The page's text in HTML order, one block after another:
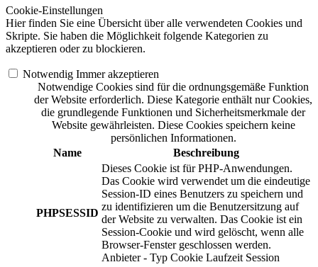
Cookie-Einstellungen
Hier finden Sie eine Übersicht über alle verwendeten Cookies und
Skripte. Sie haben die Möglichkeit folgende Kategorien zu
akzeptieren oder zu blockieren.
Notwendig Immer akzeptieren
Notwendige Cookies sind für die ordnungsgemäße Funktion
der Website erforderlich. Diese Kategorie enthält nur Cookies,
die grundlegende Funktionen und Sicherheitsmerkmale der
Website gewährleisten. Diese Cookies speichern keine
persönlichen Informationen.
Name
Beschreibung
PHPSESSID
Dieses Cookie ist für PHP-Anwendungen.
Das Cookie wird verwendet um die eindeutige
Session-ID eines Benutzers zu speichern und
zu identifizieren um die Benutzersitzung auf
der Website zu verwalten. Das Cookie ist ein
Session-Cookie und wird gelöscht, wenn alle
Browser-Fenster geschlossen werden.
Anbieter - Typ Cookie Laufzeit Session